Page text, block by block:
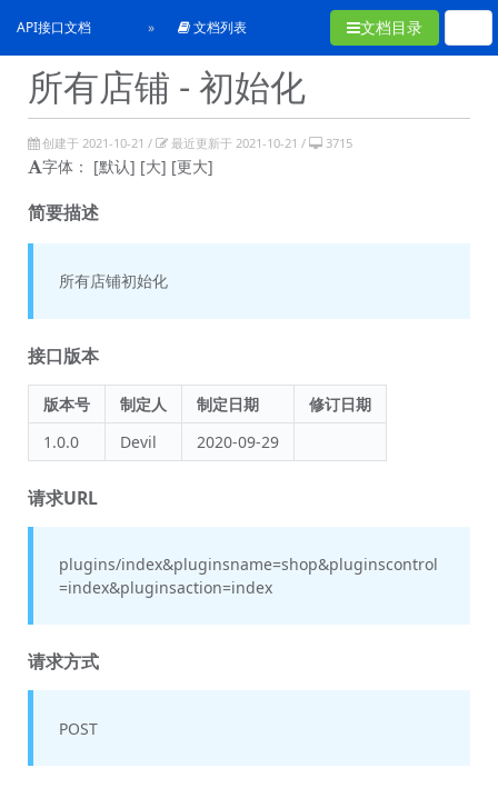
API接口文档 文档列表 文档目录
所有店铺 - 初始化
创建于 2021-10-21 / 最近更新于 2021-10-21 / 3715
字体： [默认] [大] [更大]
简要描述
所有店铺初始化
接口版本
版本号 制定人 制定日期
修订日期
1.0.0
Devil 2020-09-29
请求URL
plugins/index&pluginsname=shop&pluginscontrol
=index&pluginsaction=index
请求方式
POST